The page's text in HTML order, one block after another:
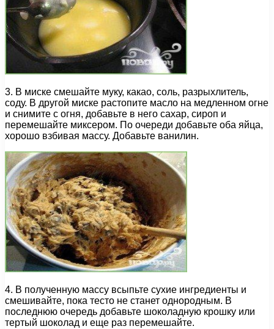
3. В миске смешайте муку, какао, соль, разрыхлитель,
соду. В другой миске растопите масло на медленном огне
и снимите с огня, добавьте в него сахар, сироп и
перемешайте миксером. По очереди добавьте оба яйца,
хорошо взбивая массу. Добавьте ванилин.
4. В полученную массу всыпьте сухие ингредиенты и
смешивайте, пока тесто не станет однородным. В
последнюю очередь добавьте шоколадную крошку или
тертый шоколад и еще раз перемешайте.